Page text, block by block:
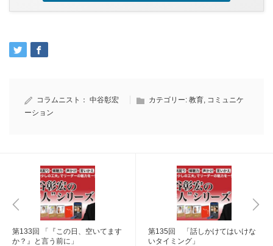
コラムニスト： 中谷彰宏 カテゴリー: 教育 コミュニケ
ーション
第133回 「『この日、空いてます
か？』と言う前に」
第135回 「話しかけてはいけな
いタイミング」